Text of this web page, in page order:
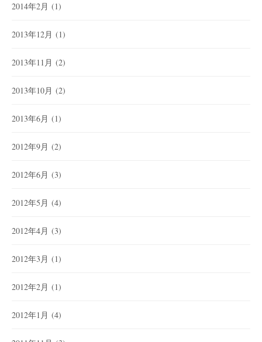
2014年2月 (1)
2013年12月 (1)
2013年11月 (2)
2013年10月 (2)
2013年6月 (1)
2012年9月 (2)
2012年6月 (3)
2012年5月 (4)
2012年4月 (3)
2012年3月 (1)
2012年2月 (1)
2012年1月 (4)